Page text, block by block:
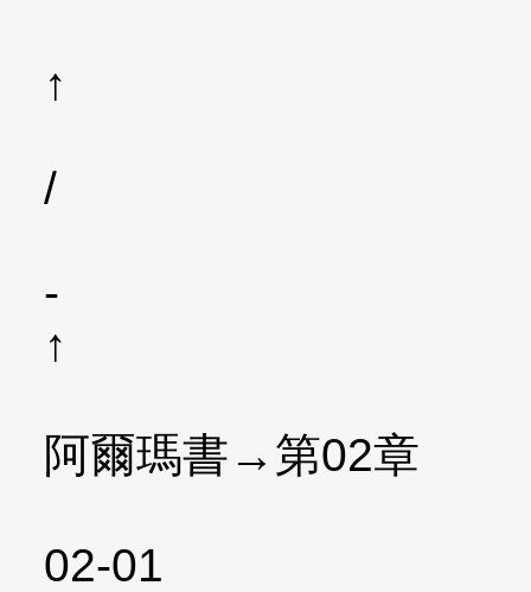
↑
/
-
↑
阿爾瑪書→第02章
02-01